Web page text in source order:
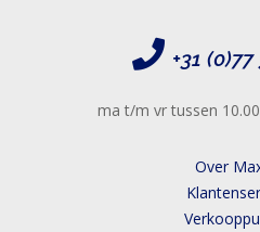
+31
ma t/m vr tussen
Over